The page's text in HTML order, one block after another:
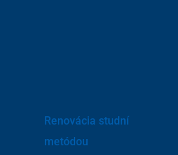
Renovácia studní
metódou